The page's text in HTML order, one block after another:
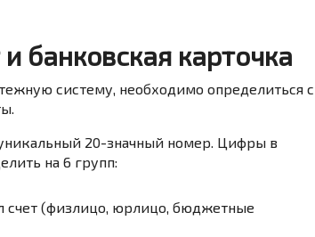
банковская карточка
систему, необходимо определиться с
20-значный номер. Цифры в
на 6 групп:
счет (физлицо, юрлицо, бюджетные